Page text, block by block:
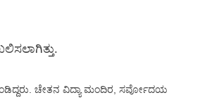
ಚೇತನ ವಿದ್ಯಾ ಮಂದಿರ, ಸರ್ವೋದಯ